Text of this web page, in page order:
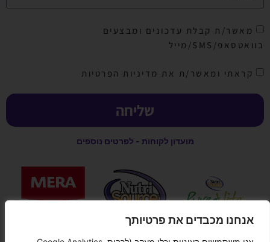
אנחנו מכבדים את פרטיותך
מאשר/ת קבלת עדכונים ומבצעים
בוואטסאפ/SMS/מייל
קראתי ומאשר/ת את מדיניות הפרטיות
שליחה
מועדון לקוחות - לפרטים נוספים